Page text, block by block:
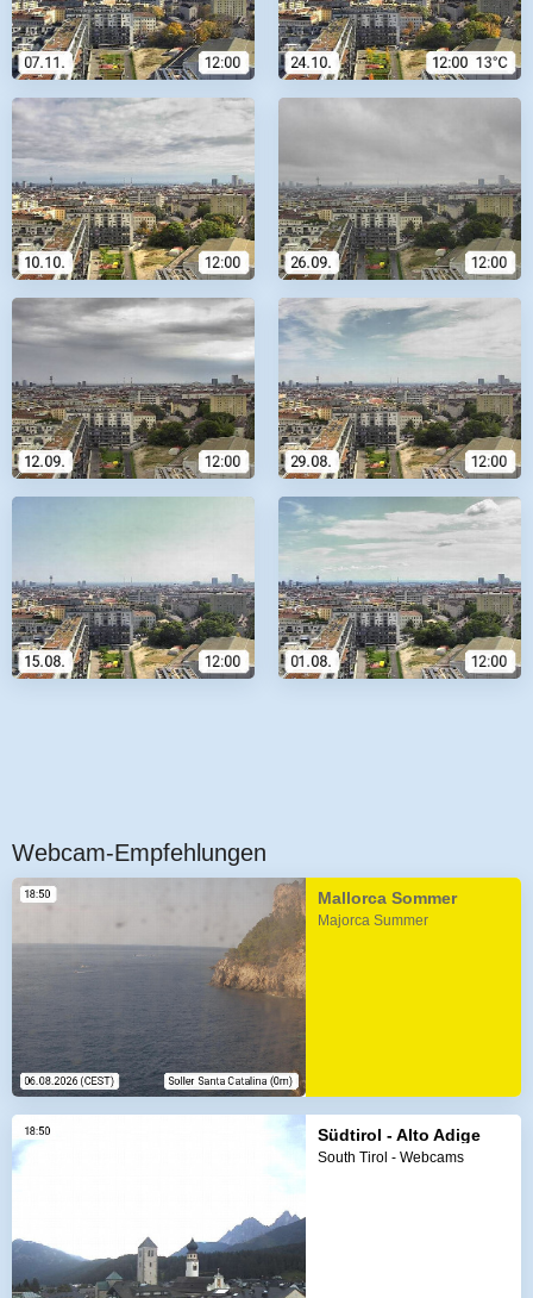
Webcam-Empfehlungen
Mallorca Sommer
Majorca Summer
Südtirol - Alto Adige
South Tirol - Webcams